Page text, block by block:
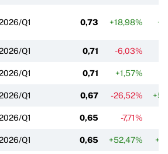
Q1 0,73 +18,98%
Q1 0,71 -6,03%
Q1 0,71 +1,57%
Q1 0,67 -26,52%
Q1 0,65 -7,71%
Q1 0,65 +52,47%